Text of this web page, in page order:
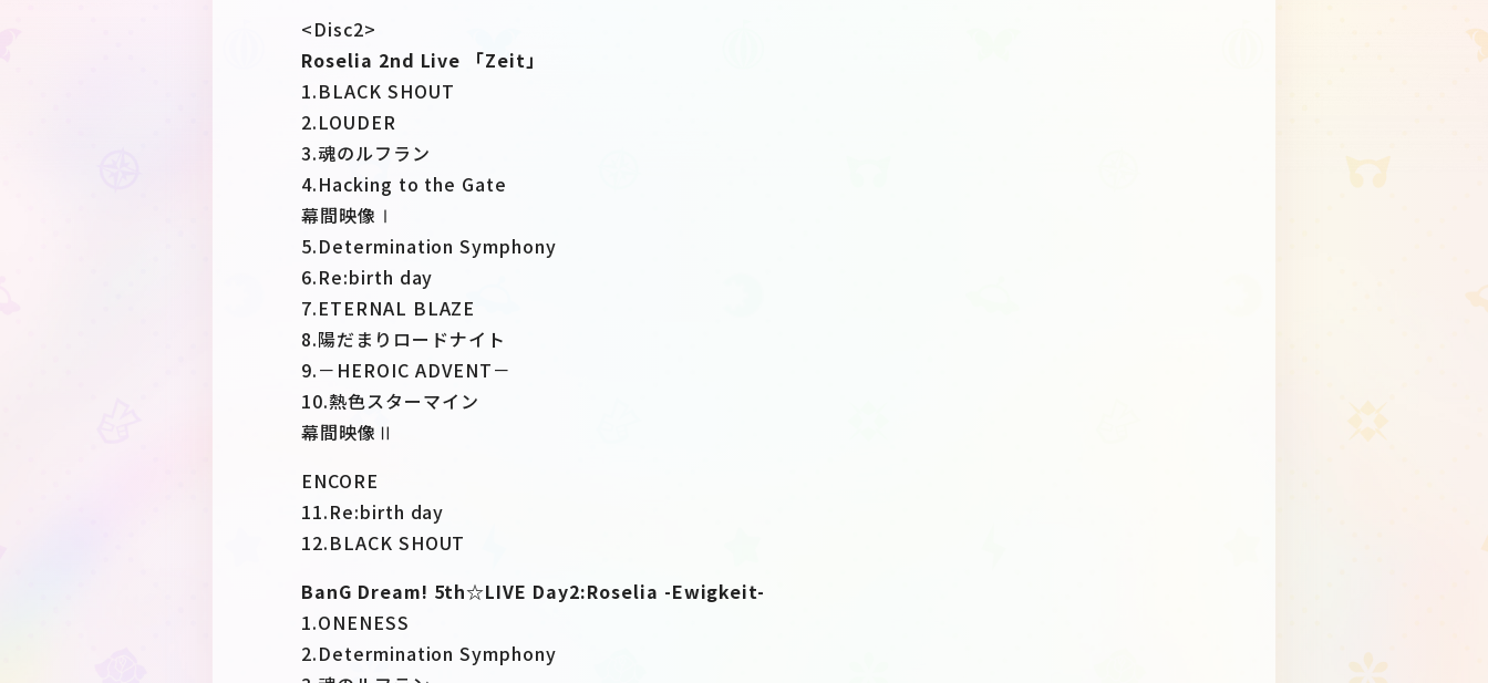
<Disc2>
Roselia 2nd Live 「Zeit」
1.BLACK SHOUT
2.LOUDER
3.魂のルフラン
4.Hacking to the Gate
幕間映像Ⅰ
5.Determination Symphony
6.Re:birth day
7.ETERNAL BLAZE
8.陽だまりロードナイト
9.－HEROIC ADVENT－
10.熱色スターマイン
幕間映像Ⅱ
ENCORE
11.Re:birth day
12.BLACK SHOUT
BanG Dream! 5th☆LIVE Day2:Roselia -Ewigkeit-
1.ONENESS
2.Determination Symphony